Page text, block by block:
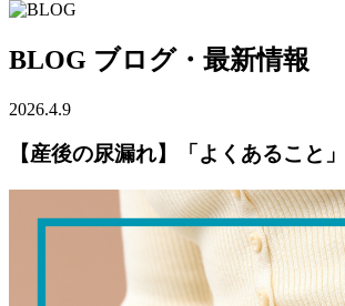
BLOG ブログ・最新情報
2026.4.9
【産後の尿漏れ】「よくあること